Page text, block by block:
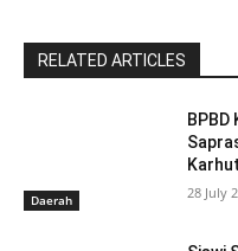
RELATED ARTICLES
Daerah
BPBD
28 July